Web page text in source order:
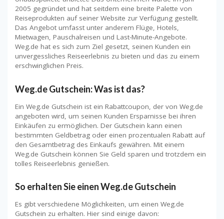
2005 gegründet und hat seitdem eine breite Palette von
Reiseprodukten auf seiner Website zur Verfügung gestellt.
Das Angebot umfasst unter anderem Flüge, Hotels,
Mietwagen, Pauschalreisen und Last-Minute-Angebote.
Weg.de hat es sich zum Ziel gesetzt, seinen Kunden ein
unvergessliches Reiseerlebnis zu bieten und das zu einem
erschwinglichen Preis.
Weg.de Gutschein: Was ist das?
Ein Weg.de Gutschein ist ein Rabattcoupon, der von Weg.de
angeboten wird, um seinen Kunden Ersparnisse bei ihren
Einkäufen zu ermöglichen. Der Gutschein kann einen
bestimmten Geldbetrag oder einen prozentualen Rabatt auf
den Gesamtbetrag des Einkaufs gewähren. Mit einem
Weg.de Gutschein können Sie Geld sparen und trotzdem ein
tolles Reiseerlebnis genießen.
So erhalten Sie einen Weg.de Gutschein
Es gibt verschiedene Möglichkeiten, um einen Weg.de
Gutschein zu erhalten. Hier sind einige davon: